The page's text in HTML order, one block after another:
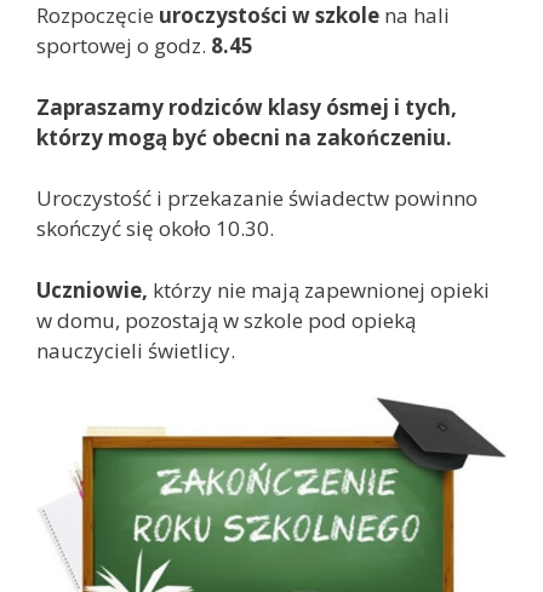
Rozpoczęcie uroczystości w szkole na hali
sportowej o godz. 8.45
Zapraszamy rodziców klasy ósmej i tych,
którzy mogą być obecni na zakończeniu.
Uroczystość i przekazanie świadectw powinno
skończyć się około 10.30.
Uczniowie, którzy nie mają zapewnionej opieki
w domu, pozostają w szkole pod opieką
nauczycieli świetlicy.